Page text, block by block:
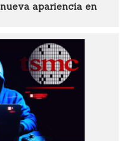
apariencia en